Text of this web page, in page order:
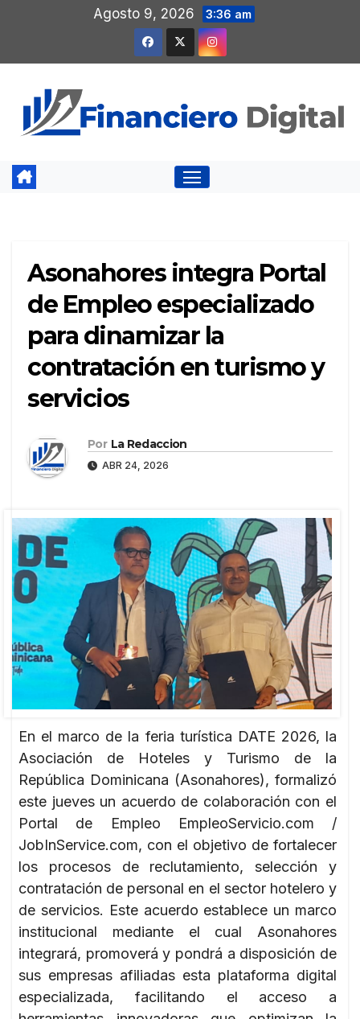
contenido
Agosto 9, 2026 3:36 am
Asonahores integra Portal
de Empleo especializado
para dinamizar la
contratación en turismo y
servicios
Por La Redaccion
ABR 24, 2026
En el marco de la feria turística DATE 2026, la
Asociación de Hoteles y Turismo de la
República Dominicana (Asonahores), formalizó
este jueves un acuerdo de colaboración con el
Portal de Empleo EmpleoServicio.com /
JobInService.com, con el objetivo de fortalecer
los procesos de reclutamiento, selección y
contratación de personal en el sector hotelero y
de servicios. Este acuerdo establece un marco
institucional mediante el cual Asonahores
integrará, promoverá y pondrá a disposición de
sus empresas afiliadas esta plataforma digital
especializada, facilitando el acceso a